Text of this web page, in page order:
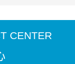
CENTER